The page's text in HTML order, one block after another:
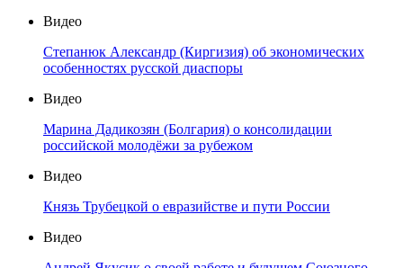
Видео
Степанюк Александр (Киргизия) об экономических
особенностях русской диаспоры
Видео
Марина Дадикозян (Болгария) о консолидации
российской молодёжи за рубежом
Видео
Князь Трубецкой о евразийстве и пути России
Видео